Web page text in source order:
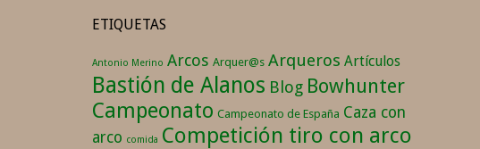
ETIQUETAS
Antonio Merino Arcos Arquer@s Arqueros Artículos
Bastión de Alanos Blog Bowhunter
Campeonato Campeonato de España Caza con
arco comida Competición tiro con arco